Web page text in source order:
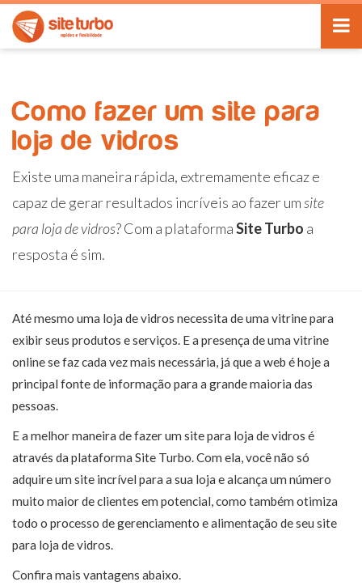
Como fazer um site para
loja de vidros
Existe uma maneira rápida, extremamente eficaz e
capaz de gerar resultados incríveis ao fazer umsite
para loja de vidros? Com a plataformaSite Turbo a
resposta é sim.
Até mesmo uma loja de vidros necessita de uma vitrine para
exibir seus produtos e serviços. E a presença de uma vitrine
online se faz cada vez mais necessária, já que a web é hoje a
principal fonte de informação para a grande maioria das
pessoas.
E a melhor maneira de fazer um site para loja de vidros é
através da plataforma Site Turbo. Com ela, você não só
adquire um site incrível para a sua loja e alcança um número
muito maior de clientes em potencial, como também otimiza
todo o processo de gerenciamento e alimentação de seu site
para loja de vidros.
Confira mais vantagens abaixo.